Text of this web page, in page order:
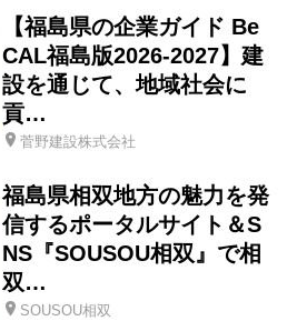
【福島県の企業ガイド Be
CAL福島版2026-2027】建
設を通じて、地域社会に
貢…
菅野建設株式会社
福島県相双地方の魅力を発
信するポータルサイト＆S
NS『SOUSOU相双』で相
双…
SOUSOU相双